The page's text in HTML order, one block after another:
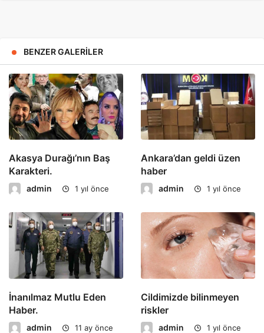
BENZER GALERILER
Akasya Durağı’nın Baş
Karakteri.
admin 1 yıl önce
Ankara’dan geldi üzen
haber
admin 1 yıl önce
İnanılmaz Mutlu Eden
Haber.
admin 11 ay önce
Cildimizde bilinmeyen
riskler
admin 1 yıl önce